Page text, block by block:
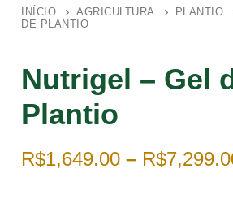
INÍCIO AGRICULTURA PLANTIO
DE PLANTIO
Nutrigel – Gel
Plantio
R$1,649.00 – R$